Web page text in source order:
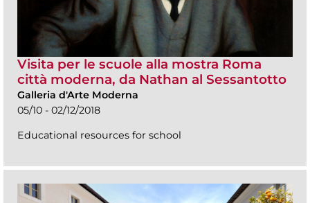
Visita per le scuole alla mostra Roma
città moderna, da Nathan al Sessantotto
Galleria d'Arte Moderna
05/10 - 02/12/2018
Educational resources for school